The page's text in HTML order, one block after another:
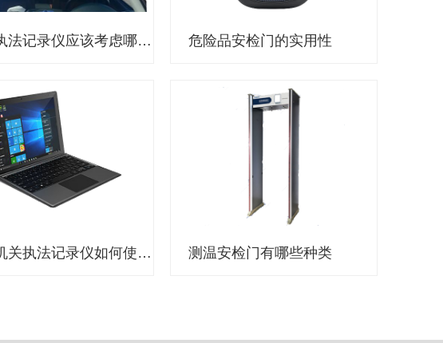
选择执法记录仪应该考虑哪些因素？ 危险品安检门的实用性
公安机关执法记录仪如何使用？ 测温安检门有哪些种类